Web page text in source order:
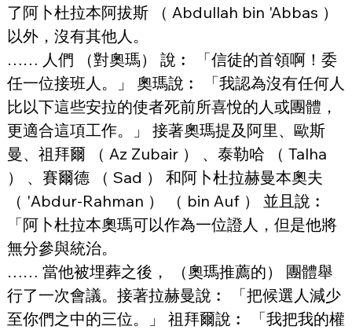
了阿卜杜拉本阿拔斯 （ Abdullah bin 'Abbas ）
以外，沒有其他人。
…… 人們 （對奧瑪） 說︰ 「信徒的首領啊！委
任一位接班人。」 奧瑪說︰ 「我認為沒有任何人
比以下這些安拉的使者死前所喜悅的人或團體，
更適合這項工作。」 接著奧瑪提及阿里、歐斯
曼、祖拜爾 （ Az Zubair ） 、泰勒哈 （ Talha
） 、賽爾德 （ Sad ） 和阿卜杜拉赫曼本奧夫
（ 'Abdur-Rahman ） （ bin Auf ） 並且說︰
「阿卜杜拉本奧瑪可以作為一位證人，但是他將
無分參與統治。
…… 當他被埋葬之後， （奧瑪推薦的） 團體舉
行了一次會議。接著拉赫曼說︰ 「把候選人減少
至你們之中的三位。」 祖拜爾說︰ 「我把我的權